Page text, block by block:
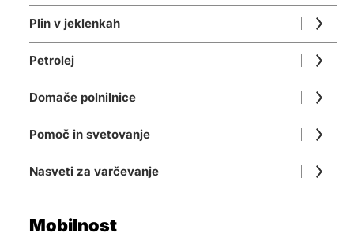
Plin v jeklenkah
Petrolej
Domače polnilnice
Pomoč in svetovanje
Nasveti za varčevanje
Mobilnost